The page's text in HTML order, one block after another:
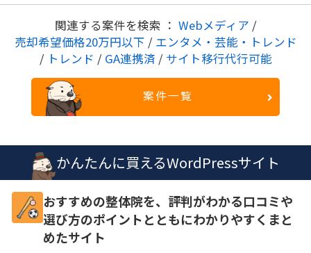
関連する案件を検索 ： Webメディア /
売却希望価格20万円以下 / エンタメ・芸能・トレンド
/ トレンド / GA連携済 / サイト移行代行可能
案件一覧
かんたんに買えるWordPressサイト
おすすめの整体院を、評判がわかる口コミや
選び方のポイントとともにわかりやすくまと
めたサイト